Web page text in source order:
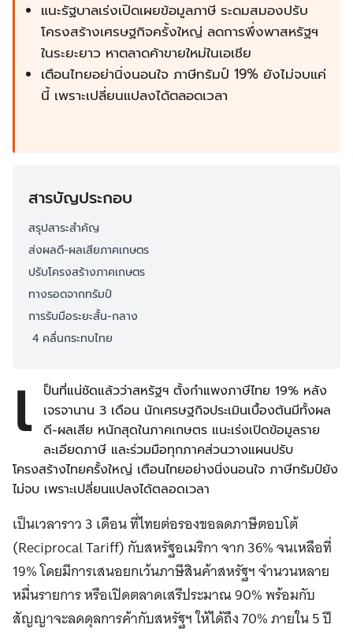
แนะรัฐบาลเร่งเปิดเผยข้อมูลภาษี ระดมสมองปรับ
โครงสร้างเศรษฐกิจครั้งใหญ่ ลดการพึ่งพาสหรัฐฯ
ในระยะยาว หาตลาดค้าขายใหม่ในเอเชีย
เตือนไทยอย่านิ่งนอนใจ ภาษีทรัมป์ 19% ยังไม่จบแค่
นี้ เพราะเปลี่ยนแปลงได้ตลอดเวลา
สารบัญประกอบ
สรุปสาระสำคัญ
ส่งผลดี-ผลเสียภาคเกษตร
ปรับโครงสร้างภาคเกษตร
ทางรอดจากทรัมป์
การรับมือระยะสั้น-กลาง
4 คลื่นกระทบไทย
เ ป็นที่แน่ชัดแล้วว่าสหรัฐฯ ตั้งกำแพงภาษีไทย 19% หลัง
เจรจานาน 3 เดือน นักเศรษฐกิจประเมินเบื้องต้นมีทั้งผล
ดี-ผลเสีย หนักสุดในภาคเกษตร แนะเร่งเปิดข้อมูลราย
ละเอียดภาษี และร่วมมือทุกภาคส่วนวางแผนปรับ
โครงสร้างไทยครั้งใหญ่ เตือนไทยอย่างนิ่งนอนใจ ภาษีทรัมป์ยัง
ไม่จบ เพราะเปลี่ยนแปลงได้ตลอดเวลา
เป็นเวลาราว 3 เดือน ที่ไทยต่อรองขอลดภาษีตอบโต้
(Reciprocal Tariff) กับสหรัฐอเมริกา จาก 36% จนเหลือที่
19% โดยมีการเสนอยกเว้นภาษีสินค้าสหรัฐฯ จำนวนหลาย
หมื่นรายการ หรือเปิดตลาดเสรีประมาณ 90% พร้อมกับ
สัญญาจะลดดุลการค้ากับสหรัฐฯ ให้ได้ถึง 70% ภายใน 5 ปี